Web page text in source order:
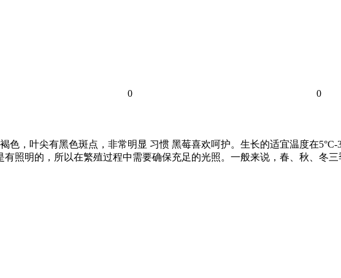
0 0
，叶尖有黑色斑点，非常明显 习惯 黑莓喜欢呵护。生长的适宜温度在
照明的，所以在繁殖过程中需要确保充足的光照。一般来说，春、秋、冬